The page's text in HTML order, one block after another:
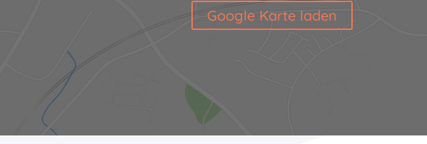
Google Karte laden